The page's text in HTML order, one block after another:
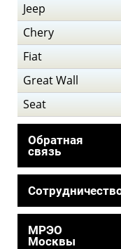
Jeep
Chery
Fiat
Great Wall
Seat
Обратная
связь
МРЭО
Москвы